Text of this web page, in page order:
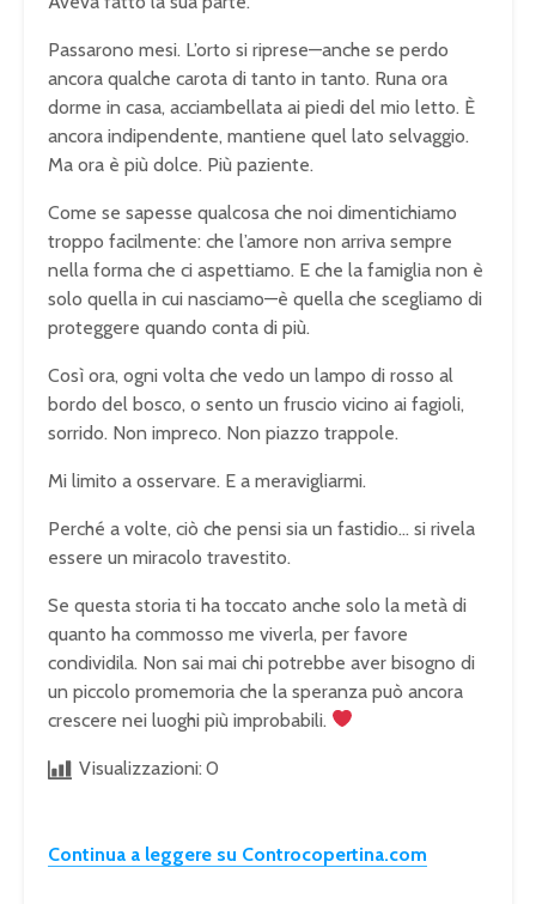
Passarono mesi. L’orto si riprese—anche se perdo
ancora qualche carota di tanto in tanto. Runa ora
dorme in casa, acciambellata ai piedi del mio letto. È
ancora indipendente, mantiene quel lato selvaggio.
Ma ora è più dolce. Più paziente.
Come se sapesse qualcosa che noi dimentichiamo
troppo facilmente: che l’amore non arriva sempre
nella forma che ci aspettiamo. E che la famiglia non è
solo quella in cui nasciamo—è quella che scegliamo di
proteggere quando conta di più.
Così ora, ogni volta che vedo un lampo di rosso al
bordo del bosco, o sento un fruscio vicino ai fagioli,
sorrido. Non impreco. Non piazzo trappole.
Mi limito a osservare. E a meravigliarmi.
Perché a volte, ciò che pensi sia un fastidio… si rivela
essere un miracolo travestito.
Se questa storia ti ha toccato anche solo la metà di
quanto ha commosso me viverla, per favore
condividila. Non sai mai chi potrebbe aver bisogno di
un piccolo promemoria che la speranza può ancora
crescere nei luoghi più improbabili.
Visualizzazioni: 0
Continua a leggere su Controcopertina.com